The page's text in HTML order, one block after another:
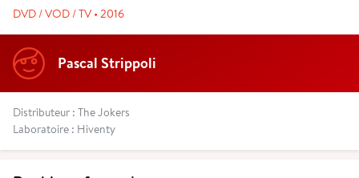
DVD / VOD / TV • 2016
Pascal Strippoli
Distributeur : The Jokers
Laboratoire : Hiventy